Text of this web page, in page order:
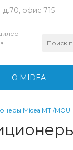
д.70, офис 715
О MIDEA
Midea MTI/MOU